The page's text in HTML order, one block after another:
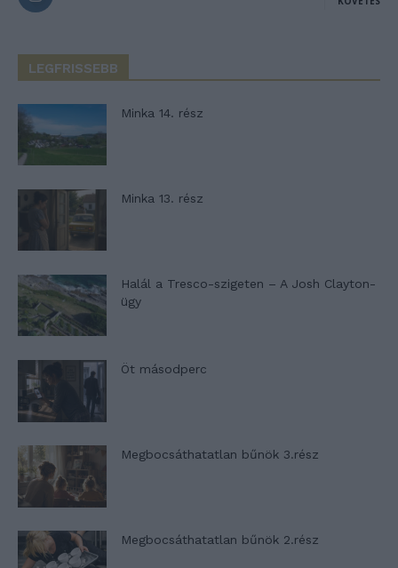
LEGFRISSEBB
Minka 14. rész
Minka 13. rész
Halál a Tresco-szigeten – A Josh Clayton-
ügy
Öt másodperc
Megbocsáthatatlan bűnök 3.rész
Megbocsáthatatlan bűnök 2.rész